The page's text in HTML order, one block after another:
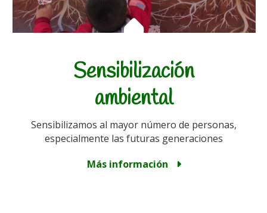
Sensibilización
ambiental
Sensibilizamos al mayor número de personas,
especialmente las futuras generaciones
Más información